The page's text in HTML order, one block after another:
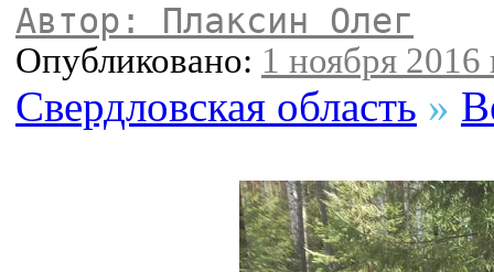
Автор: Плаксин Олег
Опубликовано: 1 ноября 2016
Свердловская область »